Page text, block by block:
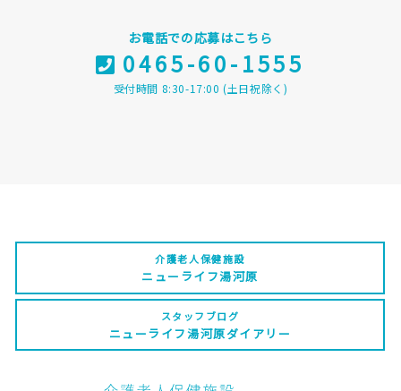
お電話での応募はこちら
0465-60-1555
受付時間 8:30-17:00 (土日祝除く)
介護老人保健施設
ニューライフ湯河原
スタッフブログ
ニューライフ湯河原ダイアリー